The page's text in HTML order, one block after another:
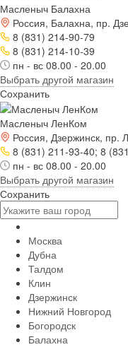
Масленыч Балахна
Россия, Балахна, пр.
8 (831) 214-90-79
8 (831) 214-10-39
пн - вс 08.00 - 20.00
Выбрать другой магазин
Сохранить
Масленыч ЛенКом
Россия, Дзержинск, пр.
8 (831) 211-93-40; 8
пн - вс 08.00 - 20.00
Выбрать другой магазин
Сохранить
Москва
Дубна
Талдом
Клин
Дзержинск
Нижний Новгород
Богородск
Балахна